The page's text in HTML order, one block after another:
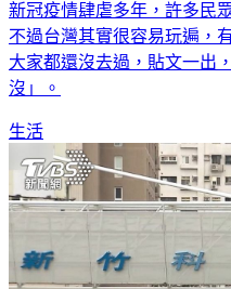
新冠疫情肆虐多年，許多民
不過台灣其實很容易玩遍，
大家都還沒去過，貼文一出
沒」。
生活